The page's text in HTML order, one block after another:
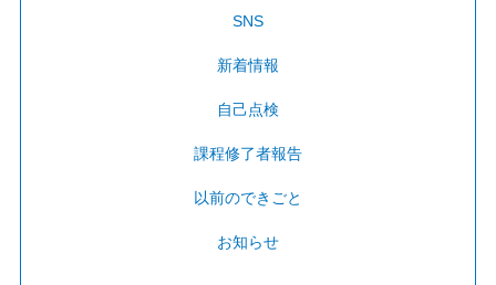
SNS
新着情報
自己点検
課程修了者報告
以前のできごと
お知らせ